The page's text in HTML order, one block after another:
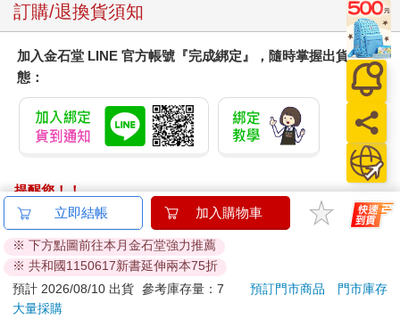
訂購/退換貨須知
加入金石堂 LINE 官方帳號『完成綁定』，隨時掌握出貨動
態：
提醒您！！
金石堂及銀行均不會請您操作ATM! 如接獲電話要求您前往
ATM提款機，請不要聽從指示，以免受騙上當！
退換貨須知：
**提醒您，鑑賞期不等於試用期，退回商品須為全新狀態**
依據「消費者保護法」第19條及行政院消費者保護處公告之
立即結帳 加入購物車
※ 下方點圖前往本月金石堂強力推薦
※ 共和國1150617新書延伸兩本75折
預計 2026/08/10 出貨 參考庫存量：7 預訂門市商品
門市庫存
大量採購